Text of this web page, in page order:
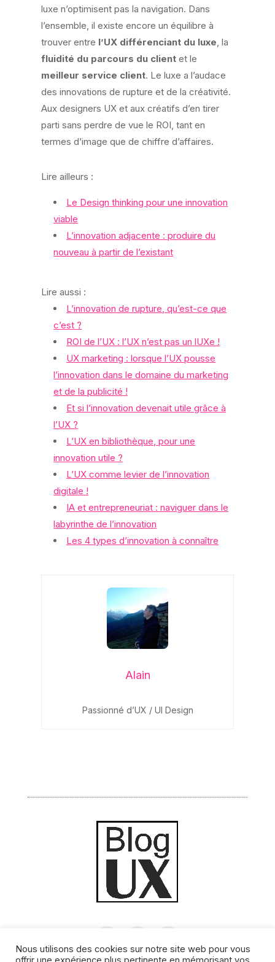
luxe n’optimisent pas la navigation. Dans
l’ensemble, il existe encore un équilibre à
trouver entre l’UX différenciant du luxe , la
fluidité du parcours du client et le
meilleur service client. Le luxe a l’audace
des innovations de rupture et de la créativité.
Aux designers UX et aux créatifs d’en tirer
parti sans perdre de vue le ROI, tant en
termes d’image que de chiffre d’affaires.
Lire ailleurs :
Le Design thinking pour une innovation
viable
L’innovation adjacente : produire du
nouveau à partir de l’existant
Lire aussi :
L’innovation de rupture, qu’est-ce que
c’est ?
ROI de l’UX : l’UX n’est pas un lUXe !
UX marketing : lorsque l’UX pousse
l’innovation dans le domaine du marketing
et de la publicité !
Et si l’innovation devenait utile grâce à
l’UX ?
L’UX en bibliothèque, pour une
innovation utile ?
L’UX comme levier de l’innovation
digitale !
IA et entrepreneuriat : naviguer dans le
labyrinthe de l’innovation
Les 4 types d’innovation à connaître
Alain
Passionné d’UX / UI Design
Nous utilisons des cookies sur notre site web pour vous